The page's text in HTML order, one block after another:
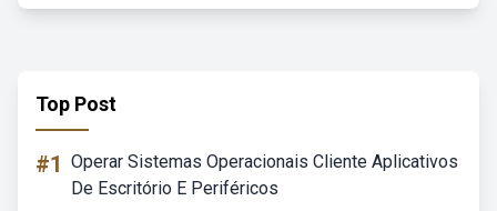
Top Post
#1 Operar Sistemas Operacionais Cliente Aplicativos
De Escritório E Periféricos